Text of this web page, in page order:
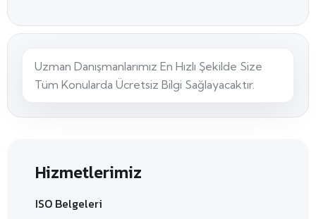
Uzman Danışmanlarımız En Hızlı Şekilde Size
Tüm Konularda Ücretsiz Bilgi Sağlayacaktır.
Hizmetlerimiz
ISO Belgeleri